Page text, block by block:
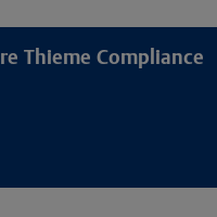
Thieme Compliance